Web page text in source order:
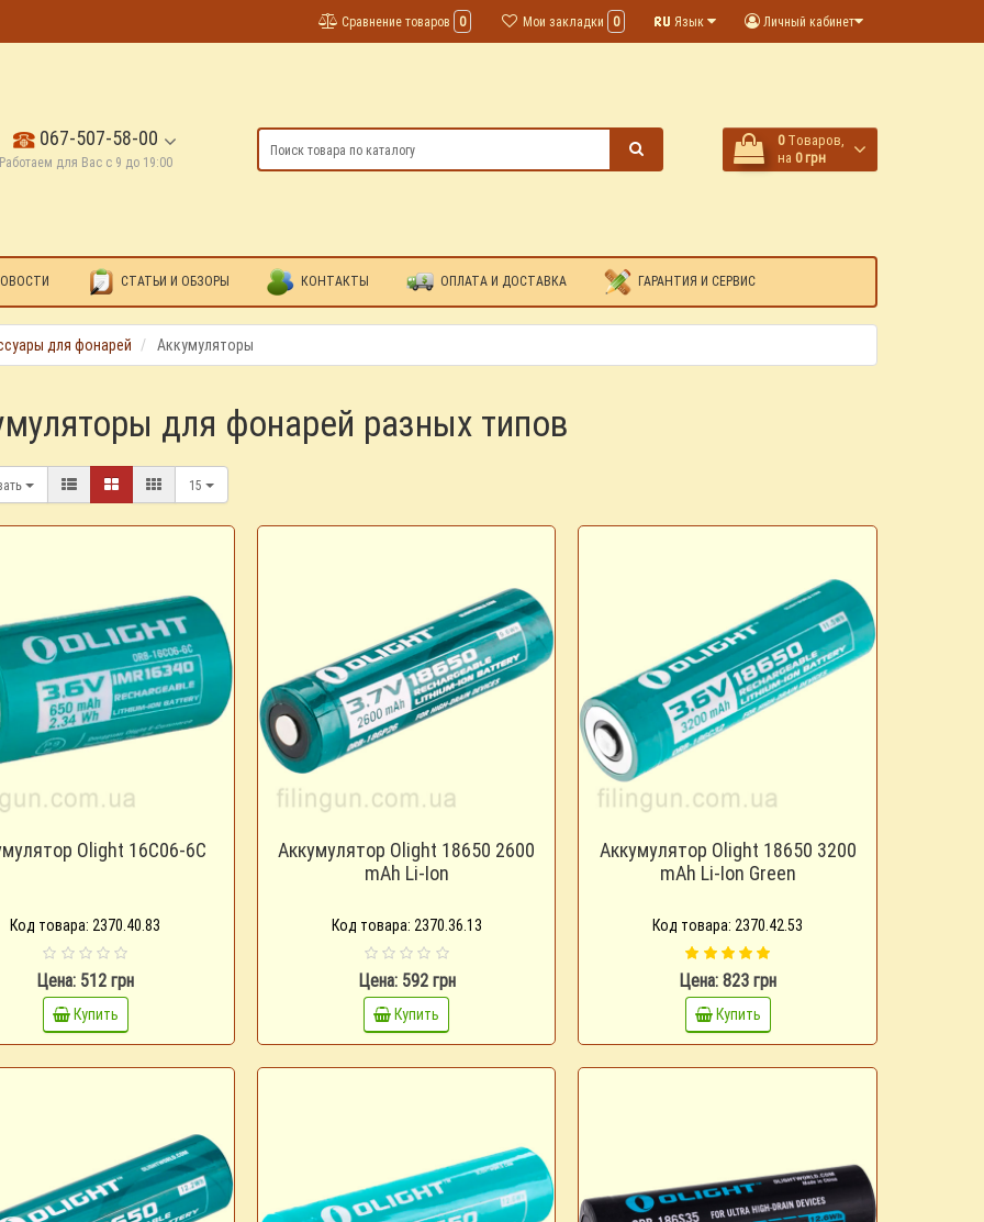
Личный кабинет
Язык
Мои закладки 0
Сравнение товаров 0
067-507-58-00
для Вас с 9 до 19:00
0 Tоваров,
на 0 грн
СТАТЬИ И ОБЗОРЫ КОНТАКТЫ ОПЛАТА И ДОСТАВКА ГАРАНТИЯ И СЕРВИС
для фонарей Аккумуляторы
для фонарей разных типов
15
Olight 16C06-6C
Код товара: 2370.40.83
Цена: 512 грн
Купить
Аккумулятор Olight 18650 2600
mAh Li-Ion
Код товара: 2370.36.13
Цена: 592 грн
Купить
Аккумулятор Olight 18650 3200
mAh Li-Ion Green
Код товара: 2370.42.53
Цена: 823 грн
Купить